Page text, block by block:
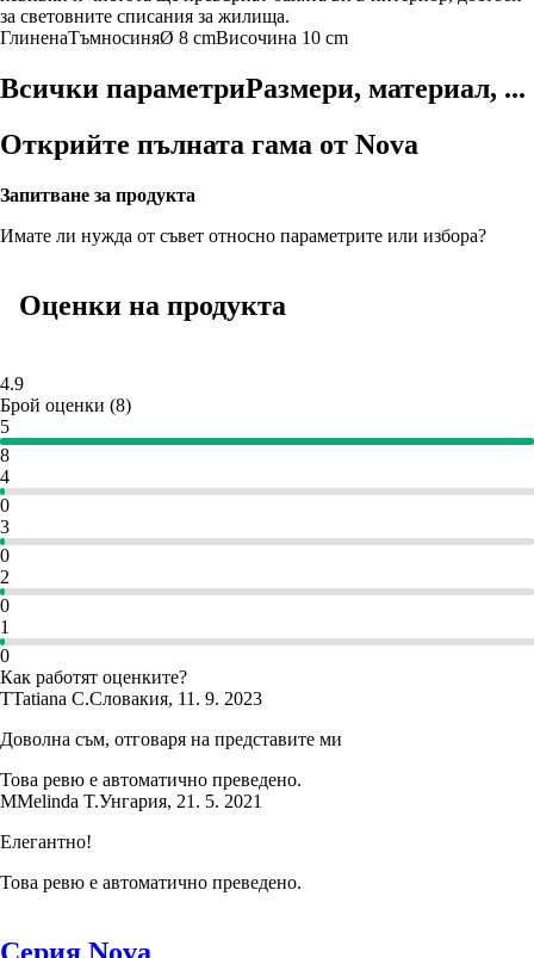
за световните списания за жилища.
ГлиненаТъмносиняØ 8 cmВисочина 10 cm
Всички параметриРазмери, материал, ...
Открийте пълната гама от Nova
Запитване за продукта
Имате ли нужда от съвет относно параметрите или избора?
Оценки на продукта
4.9
Брой оценки (8)
5
8
4
0
3
0
2
0
1
0
Как работят оценките?
TTatiana C.Словакия, 11. 9. 2023
Доволна съм, отговаря на представите ми
Това ревю е автоматично преведено.
MMelinda T.Унгария, 21. 5. 2021
Елегантно!
Това ревю е автоматично преведено.